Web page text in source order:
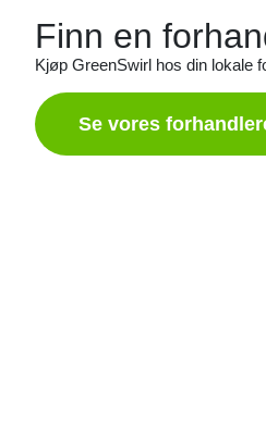
Finn en
Kjøp GreenSwirl hos din lokale
Se vores